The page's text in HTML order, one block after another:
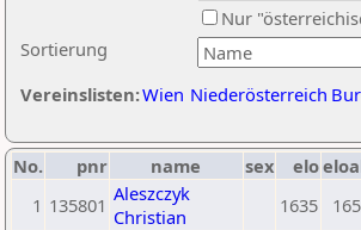
Sortierung
Nur
Vereinslisten:Wien Niederösterreich
No. pnr name sex elo
1 135801 Aleszczyk
Christian
1635